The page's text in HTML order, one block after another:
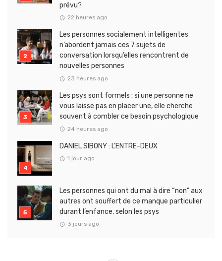
prévu?
22 heures ago
Les personnes socialement intelligentes
n’abordent jamais ces 7 sujets de
conversation lorsqu’elles rencontrent de
nouvelles personnes
23 heures ago
Les psys sont formels : si une personne ne
vous laisse pas en placer une, elle cherche
souvent à combler ce besoin psychologique
24 heures ago
DANIEL SIBONY : L’ENTRE-DEUX
1 jour ago
Les personnes qui ont du mal à dire “non” aux
autres ont souffert de ce manque particulier
durant l’enfance, selon les psys
3 jours ago